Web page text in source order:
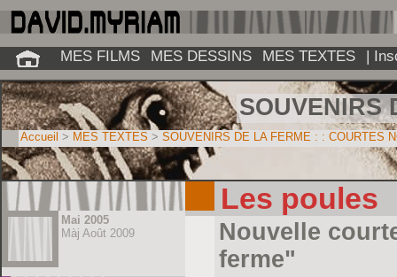
Mai 2005
Màj Août 2009
Les poules
Nouvelle
ferme"
SOUVENIRS
Accueil > MES TEXTES > SOUVENIRS DE LA FERME : : COURTES
MES FILMS MES DESSINS MES TEXTES |